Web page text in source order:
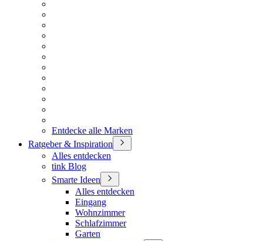
Entdecke alle Marken
Ratgeber & Inspiration
Alles entdecken
tink Blog
Smarte Ideen
Alles entdecken
Eingang
Wohnzimmer
Schlafzimmer
Garten